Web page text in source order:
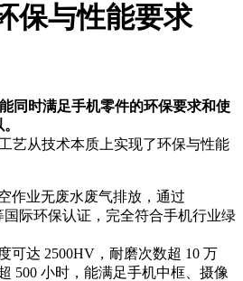
保与性能要求
同时满足手机零件的环保要求和使
艺从技术本质上实现了环保与性能
作业无废水废气排放，通过
国际环保认证，完全符合手机行业绿
可达 2500HV，耐磨次数超 10 万
500 小时，能满足手机中框、摄像